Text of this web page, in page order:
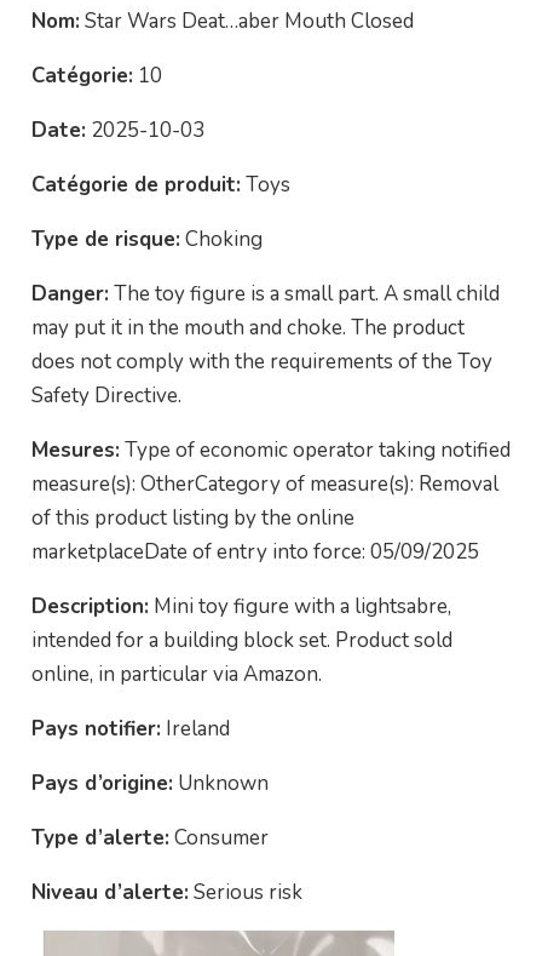
Nom: Star Wars Deat…aber Mouth Closed
Catégorie: 10
Date: 2025-10-03
Catégorie de produit: Toys
Type de risque: Choking
Danger: The toy figure is a small part. A small child
may put it in the mouth and choke. The product
does not comply with the requirements of the Toy
Safety Directive.
Mesures: Type of economic operator taking notified
measure(s): OtherCategory of measure(s): Removal
of this product listing by the online
marketplaceDate of entry into force: 05/09/2025
Description: Mini toy figure with a lightsabre,
intended for a building block set. Product sold
online, in particular via Amazon.
Pays notifier: Ireland
Pays d’origine: Unknown
Type d’alerte: Consumer
Niveau d’alerte: Serious risk